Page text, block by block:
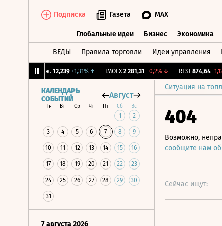
Подписка Газета MAX
Глобальные идеи Бизнес Экономика
ВЕДЫ Правила торговли Идеи управления
12,239 +1,31%↑ IMOEX 2 281,31 -0,2%↓ RTSI 874,64 -1,12%
Ситуация на
КАЛЕНДАРЬ
СОБЫТИЙ
Август
Пн Вт Ср Чт Пт Сб Вс
1 2
3 4 5 6 7 8 9
10 11 12 13 14 15 16
17 18 19 20 21 22 23
24 25 26 27 28 29 30
31
7 августа 2026
404
Возможно,
сообщите нам
Сейчас ищут: